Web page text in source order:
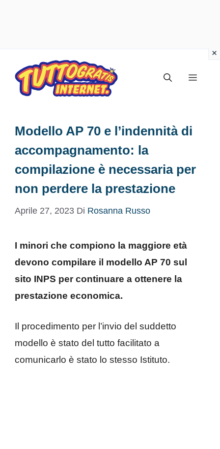
contenuto
Menu
Modello AP 70 e l’indennità di
accompagnamento: la
compilazione è necessaria per
non perdere la prestazione
Aprile 27, 2023 Di Rosanna Russo
I minori che compiono la maggiore età
devono compilare il modello AP 70 sul
sito INPS per continuare a ottenere la
prestazione economica.
Il procedimento per l’invio del suddetto
modello è stato del tutto facilitato a
comunicarlo è stato lo stesso Istituto.